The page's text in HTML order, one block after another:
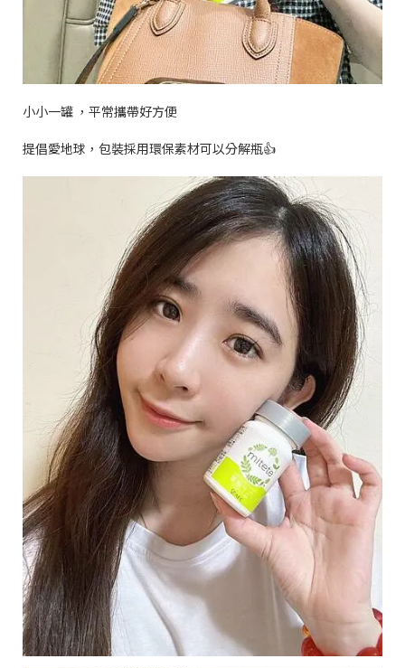
小小一罐 ，平常攜帶好方便
提倡愛地球，包裝採用環保素材可以分解瓶👍